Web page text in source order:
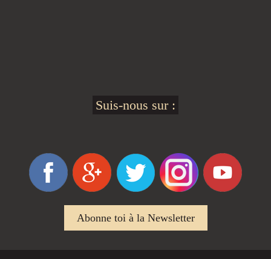
Suis-nous sur :
Abonne toi à la Newsletter